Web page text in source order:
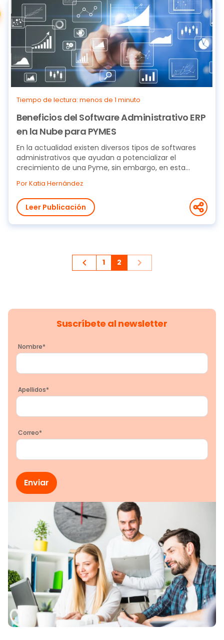
Tiempo de lectura: menos de 1 minuto
Beneficios del Software Administrativo ERP
en la Nube para PYMES
En la actualidad existen diversos tipos de softwares
administrativos que ayudan a potencializar el
crecimiento de una Pyme, sin embargo, en esta
Por Katia Hernández
Leer Publicación
1 2
Suscríbete al newsletter
Nombre*
Apellidos*
Correo*